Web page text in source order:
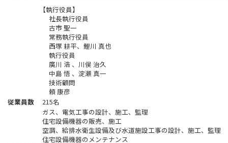
【執行役員】
社長執行役員
古市 聖一
常務執行役員
西塚 耕平、 鯉川 真也
執行役員
廣川 浩 、 川俣 治久
中島 悟 、 淀瀬 真一
技術顧問
頼 康彦
従業員数
215名
ガス、電気工事の設計、施工、監理
住宅設備機器の販売、施工
空調、給排水衛生設備及び水道施設工事の設計、施工、監理
住宅設備機器のメンテナンス